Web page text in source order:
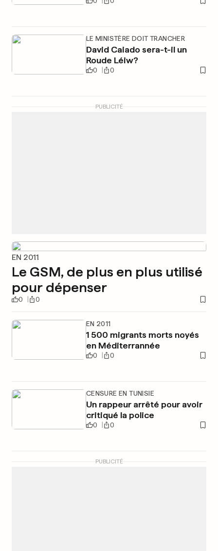
LE MINISTÈRE DOIT TRANCHER
David Caiado sera-t-il un
Roude Léiw?
0 0
PUBLICITÉ
EN 2011
Le GSM, de plus en plus utilisé
pour dépenser
0 0
EN 2011
1 500 migrants morts noyés
en Méditerrannée
0 0
CENSURE EN TUNISIE
Un rappeur arrêté pour avoir
critiqué la police
0 0
PUBLICITÉ